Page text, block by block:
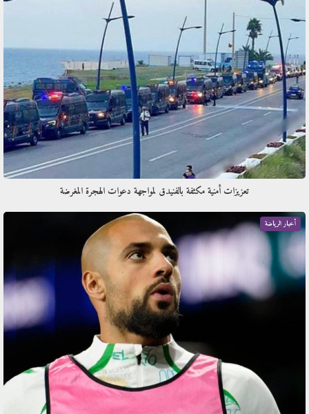
تعزيزات أمنية مكثفة بالفنيدق لمواجهة دعوات الهجرة المغرضة
أخبار الرياضة